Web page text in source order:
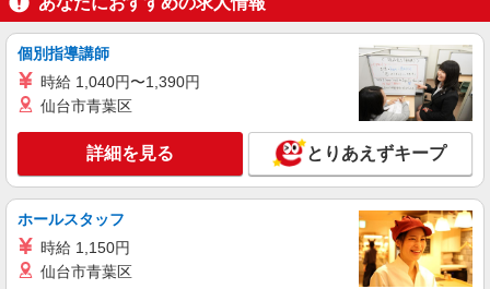
円、2年1ヵ月以降:11580円 【月収例】31万1500円
(昼夜勤:日給9970円×21日+残業・深夜・休出・皆
勤手当) ※入社日〜6ヶ月の場合 交通費：既定支
詳細を見る
派遣社員
株式会社綜合キャリアオプション（1314VJ0805G64★92-S-T3）
くるま用ミラー部品の組立・検査/日払いOK
時給1,400円 交通費：既定支給
山口県防府市
キープ 詳細を見る
個別指導講師
時給 1,040円〜1,390円
仙台市青葉区
詳細を見る とりあえずキープ
ホールスタッフ
時給 1,150円
仙台市青葉区